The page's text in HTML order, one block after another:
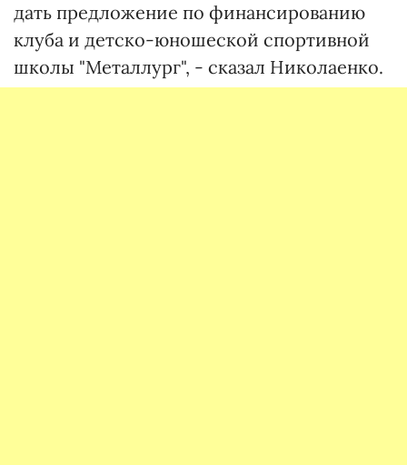
дать предложение по финансированию
клуба и детско-юношеской спортивной
школы "Металлург", - сказал Николаенко.